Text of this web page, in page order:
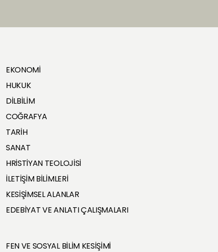
EKONOMİ
HUKUK
DİLBİLİM
COĞRAFYA
TARİH
SANAT
HRİSTİYAN TEOLOJİSİ
İLETİŞİM BİLİMLERİ
KESİŞİMSEL ALANLAR
EDEBİYAT VE ANLATI ÇALIŞMALARI
FEN VE SOSYAL BİLİM KESİŞİMİ